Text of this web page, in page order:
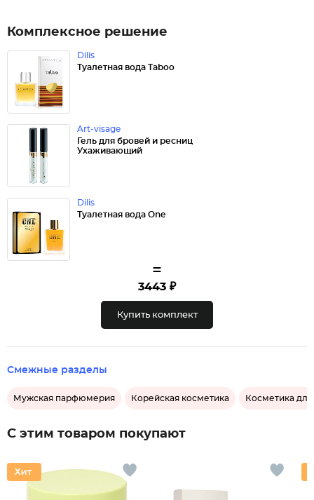
Комплексное решение
Dilis
Туалетная вода Taboo
Art-visage
Гель для бровей и ресниц
Ухаживающий
Dilis
Туалетная вода One
=
3443 ₽
Купить комплект
Смежные разделы
Мужская парфюмерия Корейская косметика Косметика
С этим товаром покупают